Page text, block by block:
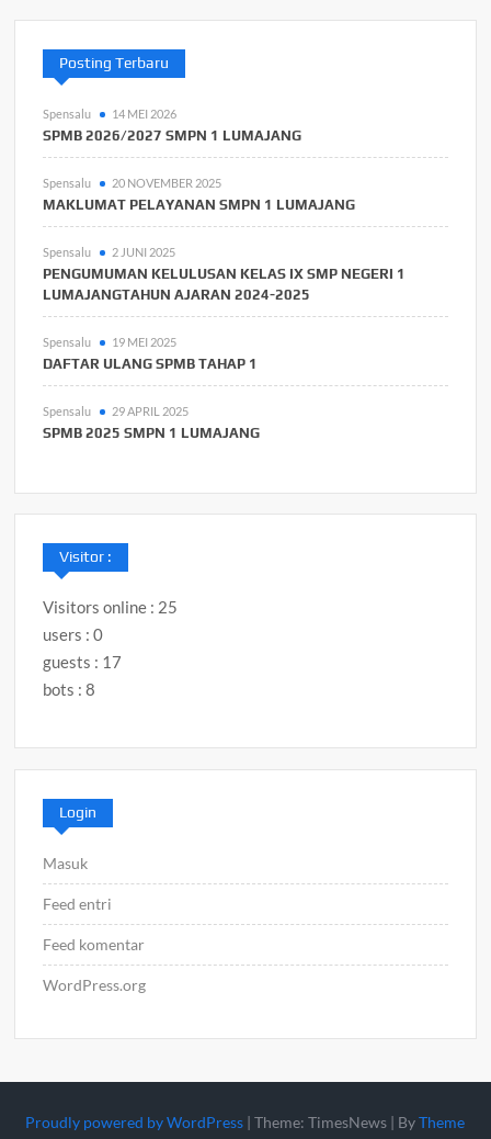
Posting Terbaru
Spensalu 14 MEI 2026
SPMB 2026/2027 SMPN 1 LUMAJANG
Spensalu 20 NOVEMBER 2025
MAKLUMAT PELAYANAN SMPN 1 LUMAJANG
Spensalu 2 JUNI 2025
PENGUMUMAN KELULUSAN KELAS IX SMP NEGERI 1
LUMAJANGTAHUN AJARAN 2024-2025
Spensalu 19 MEI 2025
DAFTAR ULANG SPMB TAHAP 1
Spensalu 29 APRIL 2025
SPMB 2025 SMPN 1 LUMAJANG
Visitor :
Visitors online : 25
users : 0
guests : 17
bots : 8
Login
Masuk
Feed entri
Feed komentar
WordPress.org
Proudly powered by WordPress |Theme: TimesNews | ByTheme